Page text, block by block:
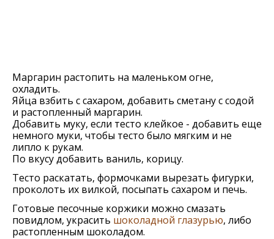
Маргарин растопить на маленьком огне,
охладить.
Яйца взбить с сахаром, добавить сметану с содой
и растопленный маргарин.
Добавить муку, если тесто клейкое - добавить еще
немного муки, чтобы тесто было мягким и не
липло к рукам.
По вкусу добавить ваниль, корицу.
Тесто раскатать, формочками вырезать фигурки,
проколоть их вилкой, посыпать сахаром и печь.
Готовые песочные коржики можно смазать
повидлом, украсить шоколадной глазурью, либо
растопленным шоколадом.